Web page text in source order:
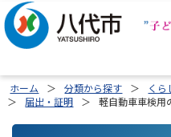
ホーム 分類から探す くら
届出・証明
軽自動車車検用